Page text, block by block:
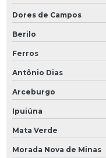
Dores de Campos
Berilo
Ferros
Antônio Dias
Arceburgo
Ipuiúna
Mata Verde
Morada Nova de Minas